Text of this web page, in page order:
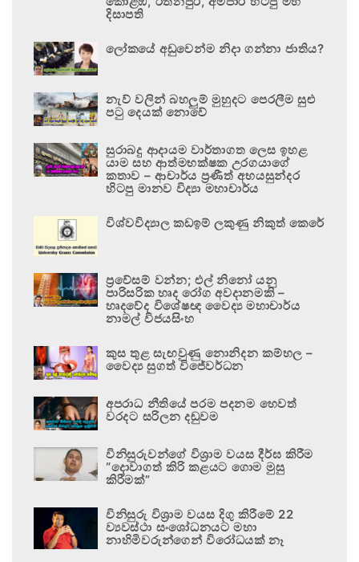
දිසාපති
ලෝකයේ අඩුවෙන්ම නිදා ගන්නා ජාතිය?
නැව් වලින් බහලුම් මුහුදට පෙරලීම සුළු
පටු දෙයක් නොවේ
සුරාබදු ආදායම වාර්තාගත ලෙස ඉහළ
යාම සහ ආත්මභක්ෂක උරගයාගේ
කතාව – ආචාර්ය ප්‍රණීත් අභයසුන්දර
හිටපු මානව විද්‍යා මහාචාර්ය
විශ්වවිද්‍යාල කඩඉම් ලකුණු නිකුත් කෙරේ
ප්‍රවේසම් වන්න; එල් නිනෝ යනු
පාරිසරික හෘද රෝග අවදානමකි –
හෘදවේද විශේෂඥ වෛද්‍ය මහාචාර්ය
නාමල් විජයසිංහ
කුස තුළ සැඟවුණු නොනිදන කම්හල –
වෛද්‍ය සුගත් විජේවර්ධන
අපරාධ නීතියේ පරම පදනම හෙවත්
වරදට සරිලන දඬුවම
විනිසුරුවන්ගේ විශ්‍රාම වයස දීර්ඝ කිරීම
“දොවාගත් කිරි කළයට ගොම මුසු
කිරීමක්”
විනිසුරු විශ්‍රාම වයස දිගු කිරීමේ 22
ව්‍යවස්ථා සංශෝධනයට මහා
නාහිමිවරුන්ගෙන් විරෝධයක් නෑ